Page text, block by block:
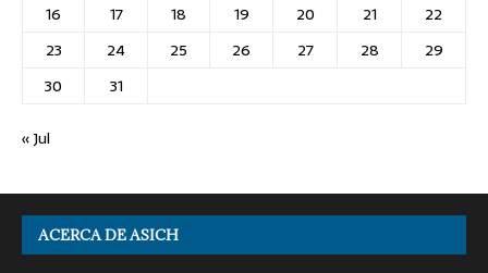
16
17 18 19 20 21
22
23
24 25 26 27 28
29
30
31
« Jul
ACERCA DE ASICH